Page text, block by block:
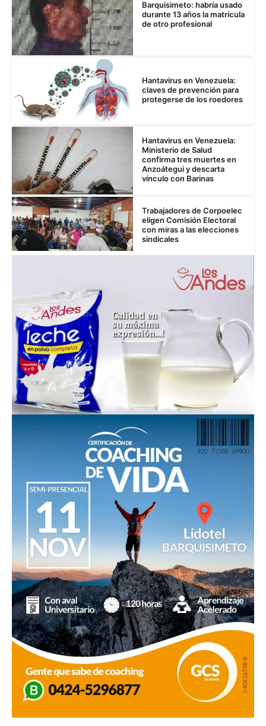
Barquisimeto: habría usado
durante 13 años la matrícula
de otro profesional
Hantavirus en Venezuela:
claves de prevención para
protegerse de los roedores
Hantavirus en Venezuela:
Ministerio de Salud
confirma tres muertes en
Anzoátegui y descarta
vínculo con Barinas
Trabajadores de Corpoelec
eligen Comisión Electoral
con miras a las elecciones
sindicales